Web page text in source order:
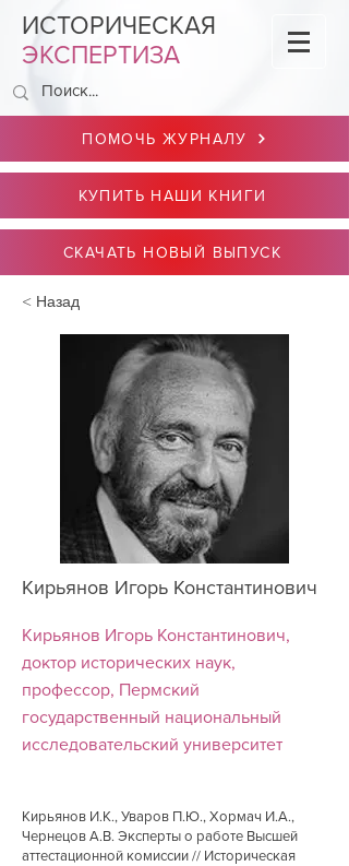
ИСТОРИЧЕСКАЯ
ЭКСПЕРТИЗА
ПОМОЧЬ ЖУРНАЛУ
КУПИТЬ НАШИ КНИГИ
СКАЧАТЬ НОВЫЙ ВЫПУСК
< Назад
Кирьянов Игорь Константинович
Кирьянов Игорь Константинович,
доктор исторических наук,
профессор, Пермский
государственный национальный
исследовательский университет
Кирьянов И.К., Уваров П.Ю., Хормач И.А.,
Чернецов А.В. Эксперты о работе Высшей
аттестационной комиссии // Историческая